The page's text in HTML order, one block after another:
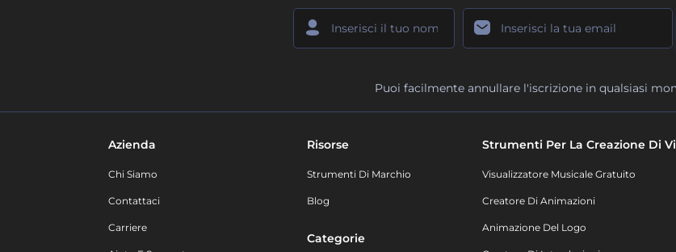
Puoi facilmente annullare l'iscrizione in qualsiasi
Azienda
Chi Siamo
Contattaci
Carriere
Risorse
Strumenti Di Marchio
Blog
Categorie
Strumenti Per La Creazione Di
Visualizzatore Musicale Gratuito
Creatore Di Animazioni
Animazione Del Logo